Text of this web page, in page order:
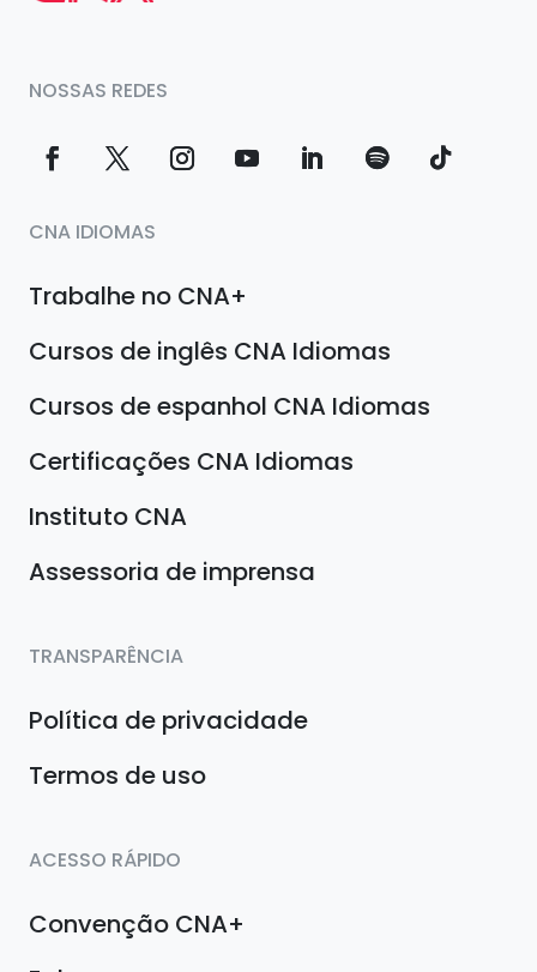
NOSSAS REDES
CNA IDIOMAS
Trabalhe no CNA+
Cursos de inglês CNA Idiomas
Cursos de espanhol CNA Idiomas
Certificações CNA Idiomas
Instituto CNA
Assessoria de imprensa
TRANSPARÊNCIA
Política de privacidade
Termos de uso
ACESSO RÁPIDO
Convenção CNA+